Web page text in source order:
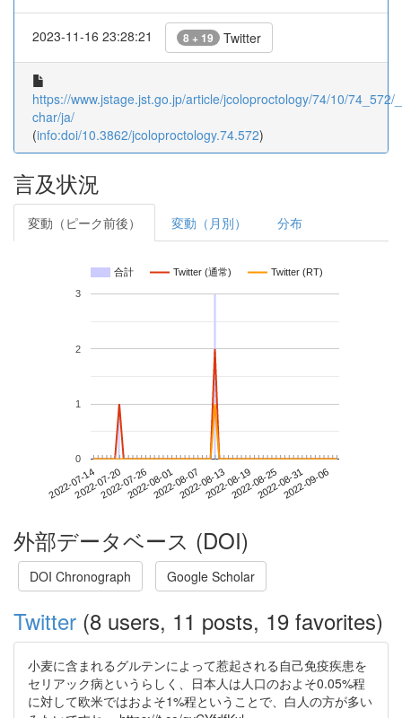
2023-11-16 23:28:21 8 + 19 Twitter
https://www.jstage.jst.go.jp/article/jcoloproctology/74/10/74_572/
char/ja/
(info:doi/10.3862/jcoloproctology.74.572)
言及状況
変動（ピーク前後） 変動（月別） 分布
合計 Twitter (通常) Twitter (RT)
2022-07-142022-07-202022-07-262022-08-012022-08-072022-08-132022-08-192022-08-252022-08-312022-09-06
0
1
2
3
外部データベース (DOI)
DOI Chronograph Google Scholar
Twitter (8 users, 11 posts, 19 favorites)
小麦に含まれるグルテンによって惹起される自己免疫疾患を
セリアック病というらしく、日本人は人口のおよそ0.05%程
に対して欧米ではおよそ1%程ということで、白人の方が多い